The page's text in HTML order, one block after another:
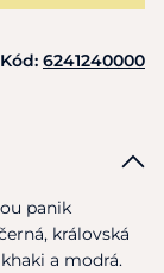
Kód: 6241240000
panik
královská
a modrá.